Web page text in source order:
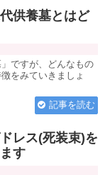
供養墓とはど
ですが、どんなもの
をみていきましょ
記事を読む
レス(死装束)を
す